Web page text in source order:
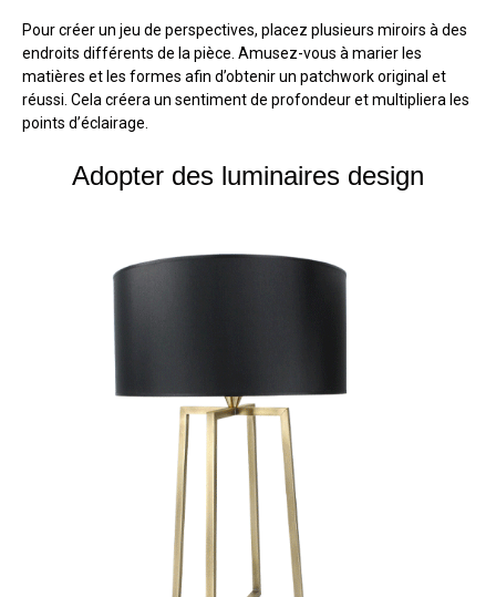
Pour créer un jeu de perspectives, placez plusieurs miroirs à des
endroits différents de la pièce. Amusez-vous à marier les
matières et les formes afin d’obtenir un patchwork original et
réussi. Cela créera un sentiment de profondeur et multipliera les
points d’éclairage.
Adopter des luminaires design